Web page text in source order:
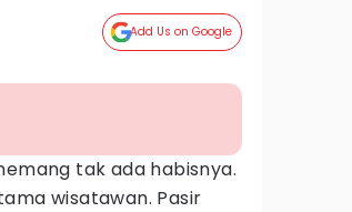
Add Us on Google
tak ada habisnya.
wisatawan. Pasir